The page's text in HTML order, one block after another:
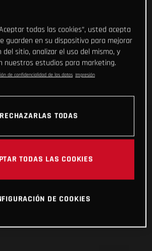
todas las cookies”, usted acepta
guarden en su dispositivo para mejorar
del sitio, analizar el uso del mismo, y
nuestros estudios para marketing.
de confidencialidad de los datos Impresión
RECHAZARLAS TODAS
TODAS LAS COOKIES
DE COOKIES